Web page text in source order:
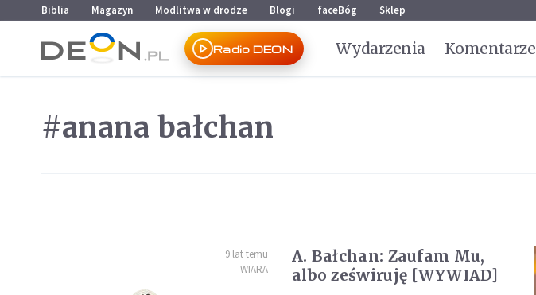
Przejdź do menu głównego
Przejdź do treści
Biblia Magazyn Modlitwa w drodze Blogi faceBóg Sklep
Radio DEON Wydarzenia Komentarze
#anana bałchan
9 lat temu
WIARA
A. Bałchan: Zaufam Mu,
albo zeświruję [WYWIAD]